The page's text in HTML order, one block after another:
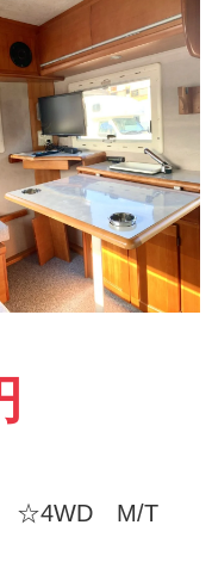
☆4WD M/T